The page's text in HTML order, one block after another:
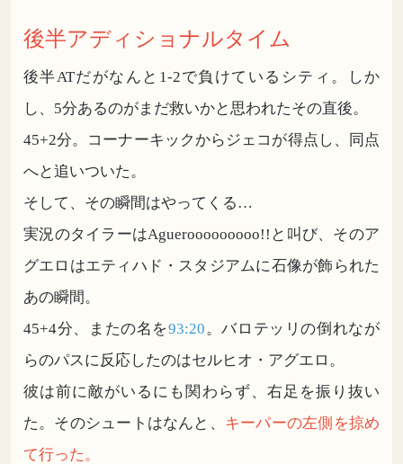
後半アディショナルタイム
後半ATだがなんと1-2で負けているシティ。しか
し、5分あるのがまだ救いかと思われたその直後。
45+2分。コーナーキックからジェコが得点し、同点
へと追いついた。
そして、その瞬間はやってくる…
実況のタイラーはAguerooooooooo!!と叫び、そのア
グエロはエティハド・スタジアムに石像が飾られた
あの瞬間。
45+4分、またの名を93:20。バロテッリの倒れなが
らのパスに反応したのはセルヒオ・アグエロ。
彼は前に敵がいるにも関わらず、右足を振り抜い
た。そのシュートはなんと、 キーパーの左側を掠め
て行った。